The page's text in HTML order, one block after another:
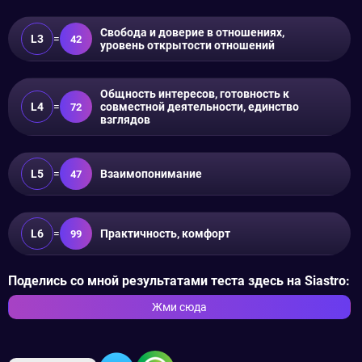
L3 = 42
Свобода и доверие в отношениях,
уровень открытости отношений
L4 = 72
Общность интересов, готовность к
совместной деятельности, единство
взглядов
L5 = 47 Взаимопонимание
L6 = 99 Практичность, комфорт
Поделись со мной результатами теста здесь на Siastro:
Жми сюда